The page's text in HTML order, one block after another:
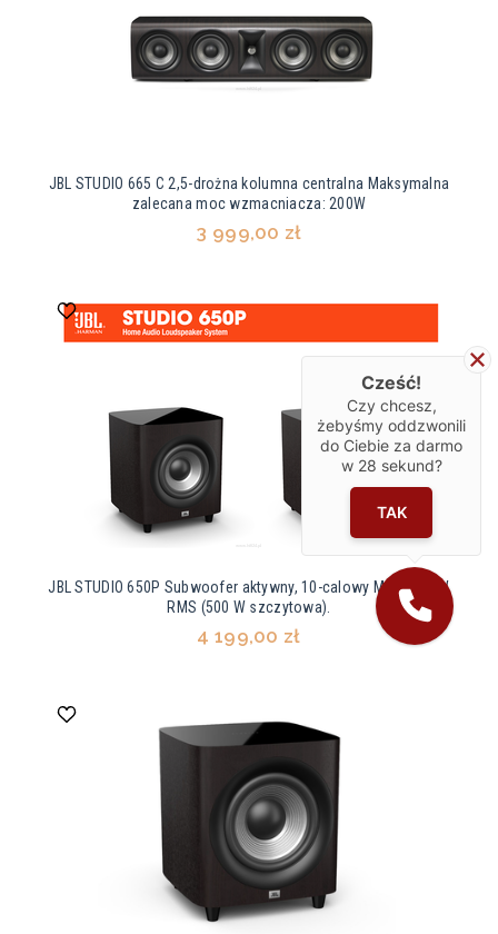
JBL STUDIO 665 C 2,5-drożna kolumna centralna Maksymalna
zalecana moc wzmacniacza: 200W
3 999,00 zł
JBL STUDIO 650P Subwoofer aktywny, 10-calowy Moc: 250 W
RMS (500 W szczytowa).
4 199,00 zł
Cześć!
Czy chcesz,
żebyśmy oddzwonili
do Ciebie za darmo
w 28 sekund?
TAK